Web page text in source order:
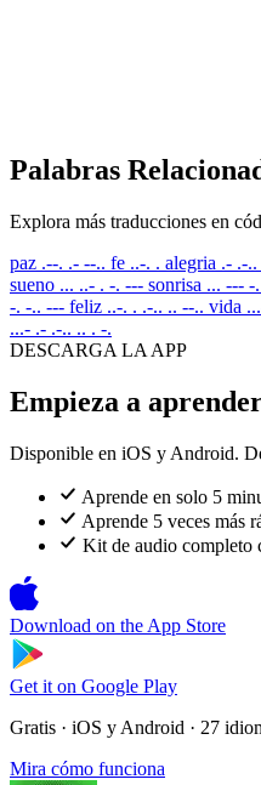
Palabras
Explora más traducciones en
paz .--. .- --.. fe ..-. . alegria .- .-
sueno ... ..- . -. --- sonrisa ... --- -
-. -.. --- feliz ..-. . .-.. .. --.. vida
...- .- .-.. .. . -.
DESCARGA LA APP
Empieza a
Disponible en iOS y Android.
Aprende en solo 5
Aprende 5 veces más
Kit de audio completo
Download on the App Store
Get it on Google Play
Gratis · iOS y Android · 27
Mira cómo funciona